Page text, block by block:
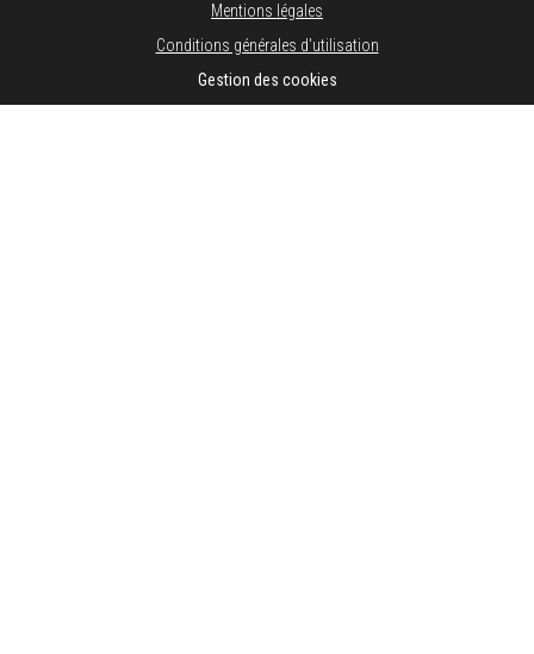
Mentions légales
Conditions générales d'utilisation
Gestion des cookies